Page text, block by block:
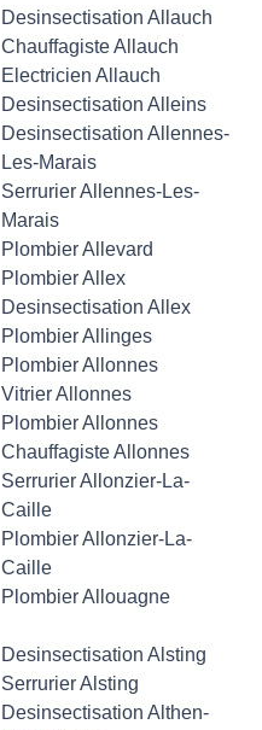
Desinsectisation Allauch
Chauffagiste Allauch
Electricien Allauch
Desinsectisation Alleins
Desinsectisation Allennes-
Les-Marais
Serrurier Allennes-Les-
Marais
Plombier Allevard
Plombier Allex
Desinsectisation Allex
Plombier Allinges
Plombier Allonnes
Vitrier Allonnes
Plombier Allonnes
Chauffagiste Allonnes
Serrurier Allonzier-La-
Caille
Plombier Allonzier-La-
Caille
Plombier Allouagne
Desinsectisation Alsting
Serrurier Alsting
Desinsectisation Althen-